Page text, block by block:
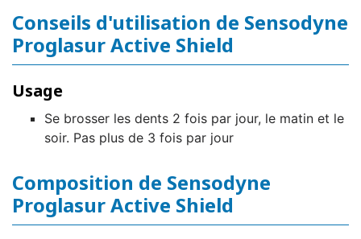
Conseils d'utilisation de Sensodyne
Proglasur Active Shield
Usage
Se brosser les dents 2 fois par jour, le matin et le
soir. Pas plus de 3 fois par jour
Composition de Sensodyne
Proglasur Active Shield